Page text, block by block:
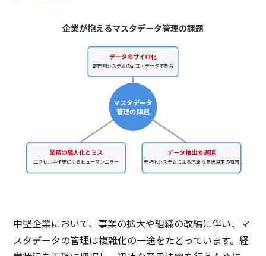
企業が抱えるマスタデータ管理の課題
マスタデータ
管理の課題
データのサイロ化
部門別システムの乱立・データ不整合
業務の属人化とミス
エクセル手作業によるヒューマンエラー
データ抽出の遅延
老朽化システムによる迅速な意思決定の阻害
中堅企業において、事業の拡大や組織の改編に伴い、マ
スタデータの管理は複雑化の一途をたどっています。経